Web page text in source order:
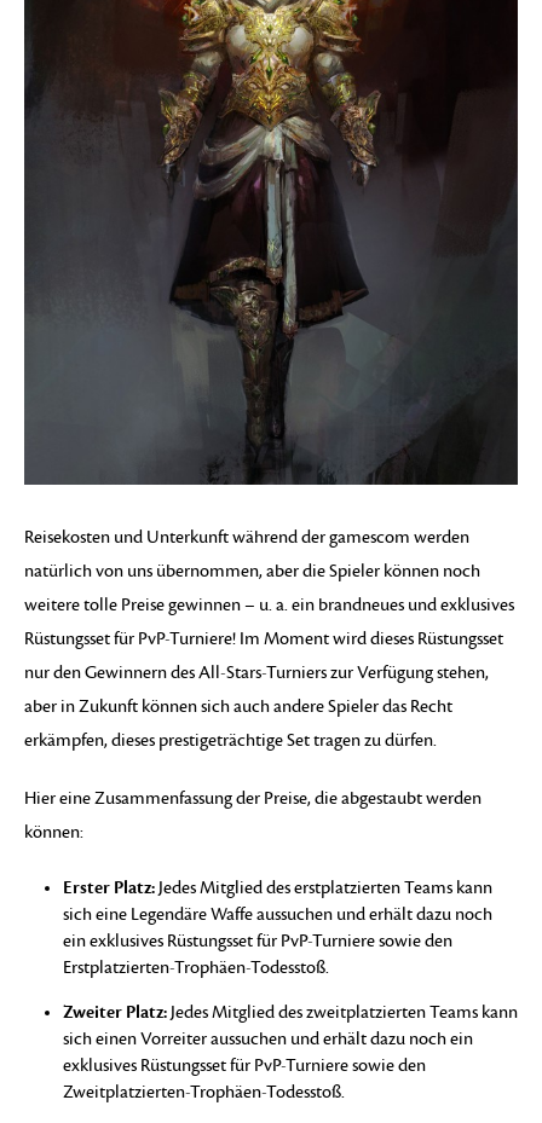
Reisekosten und Unterkunft während der gamescom werden
natürlich von uns übernommen, aber die Spieler können noch
weitere tolle Preise gewinnen – u. a. ein brandneues und exklusives
Rüstungsset für PvP-Turniere! Im Moment wird dieses Rüstungsset
nur den Gewinnern des All-Stars-Turniers zur Verfügung stehen,
aber in Zukunft können sich auch andere Spieler das Recht
erkämpfen, dieses prestigeträchtige Set tragen zu dürfen.
Hier eine Zusammenfassung der Preise, die abgestaubt werden
können:
Erster Platz: Jedes Mitglied des erstplatzierten Teams kann
sich eine Legendäre Waffe aussuchen und erhält dazu noch
ein exklusives Rüstungsset für PvP-Turniere sowie den
Erstplatzierten-Trophäen-Todesstoß.
Zweiter Platz: Jedes Mitglied des zweitplatzierten Teams kann
sich einen Vorreiter aussuchen und erhält dazu noch ein
exklusives Rüstungsset für PvP-Turniere sowie den
Zweitplatzierten-Trophäen-Todesstoß.